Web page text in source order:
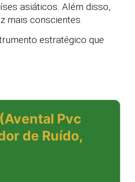
asiáticos. Além disso,
mais conscientes.
estratégico que
Pvc
de Ruído,